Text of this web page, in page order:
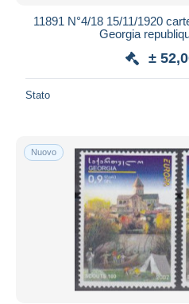
11891 N°4/18 15/11/1920
Georgia
±
Stato
Nuovo